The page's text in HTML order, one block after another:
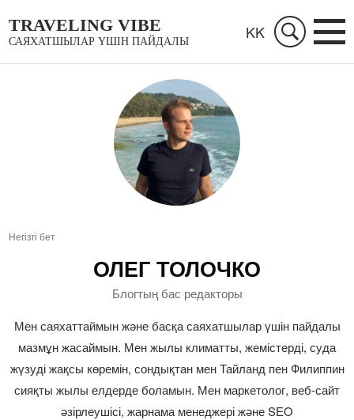
TRAVELING VIBE
САЯХАТШЫЛАР ҮШІН ПАЙДАЛЫ KK
Негізгі бет
ОЛЕГ ТОЛОЧКО
Блогтың бас редакторы
Мен саяхаттаймын және басқа саяхатшылар үшін пайдалы
мазмұн жасаймын. Мен жылы климатты, жемістерді, суда
жүзуді жақсы көремін, сондықтан мен Тайланд пен Филиппин
сияқты жылы елдерде боламын. Мен маркетолог, веб-сайт
әзірлеушісі, жарнама менеджері және SEO